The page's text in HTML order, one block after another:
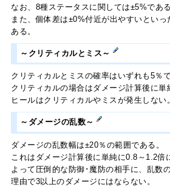
なお、8種ステータスに関しては±5%である
また、個体差は±0%付近が出やすいとい
ある。
～クリティカルとミス～
クリティカルとミスの確率はいずれも5％で
クリティカルの場合はダメージ計算後に単
ヒールはクリティカルやミスが発生しない。
～ダメージの乱数～
ダメージの乱数幅は±20％の範囲である。
これはダメージ計算後に単純に0.8～1.2倍
よって圧倒的な防御･魔防の相手に、乱数
理由で3以上のダメージにはならない。